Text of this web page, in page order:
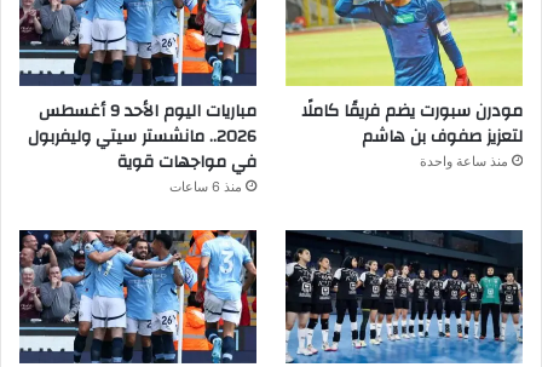
مودرن سبورت يضم فريقًا كاملًا
لتعزيز صفوف بن هاشم
منذ ساعة واحدة
مباريات اليوم الأحد 9 أغسطس
2026.. مانشستر سيتي وليفربول
في مواجهات قوية
منذ 6 ساعات